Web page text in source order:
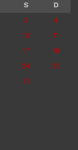
S
D
3
4
10
11
17
18
24
25
31